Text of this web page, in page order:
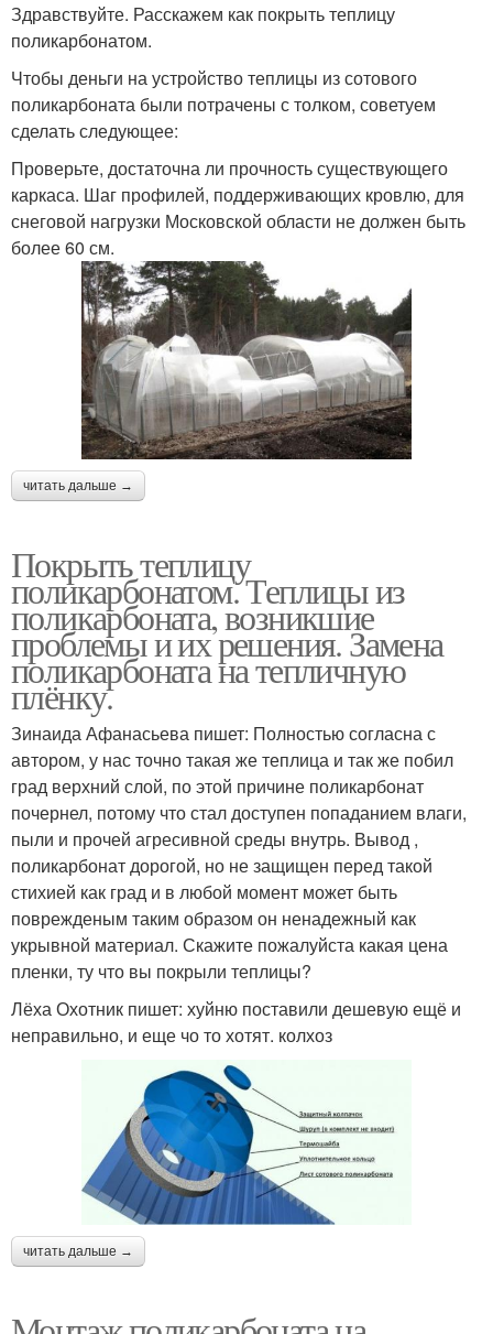
Здравствуйте. Расскажем как покрыть теплицу
поликарбонатом.
Чтобы деньги на устройство теплицы из сотового
поликарбоната были потрачены с толком, советуем
сделать следующее:
Проверьте, достаточна ли прочность существующего
каркаса. Шаг профилей, поддерживающих кровлю, для
снеговой нагрузки Московской области не должен быть
более 60 см.
читать дальше →
Покрыть теплицу
поликарбонатом. Теплицы из
поликарбоната, возникшие
проблемы и их решения. Замена
поликарбоната на тепличную
плёнку.
Зинаида Афанасьева пишет: Полностью согласна с
автором, у нас точно такая же теплица и так же побил
град верхний слой, по этой причине поликарбонат
почернел, потому что стал доступен попаданием влаги,
пыли и прочей агресивной среды внутрь. Вывод ,
поликарбонат дорогой, но не защищен перед такой
стихией как град и в любой момент может быть
поврежденым таким образом он ненадежный как
укрывной материал. Скажите пожалуйста какая цена
пленки, ту что вы покрыли теплицы?
Лёха Охотник пишет: хуйню поставили дешевую ещё и
неправильно, и еще чо то хотят. колхоз
читать дальше →